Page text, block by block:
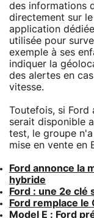
des informations
directement sur
application
utilisée pour
exemple à ses
indiquer la
des alertes en
vitesse.
Toutefois, si Ford
serait disponible
test, le groupe
mise en vente en
Ford annonce la
hybride
Ford : une 2e
Ford remplace le
Model E : Ford